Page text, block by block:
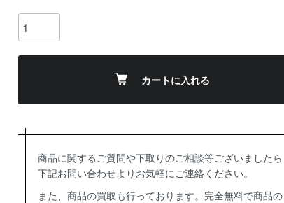
カートに入れる
商品に関するご質問や下取りのご相談等ございましたら
下記お問い合わせよりお気軽にご連絡ください。
また、商品の買取も行っております。完全無料で商品の